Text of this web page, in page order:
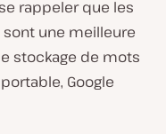
rappeler que les
une meilleure
stockage de mots
Google